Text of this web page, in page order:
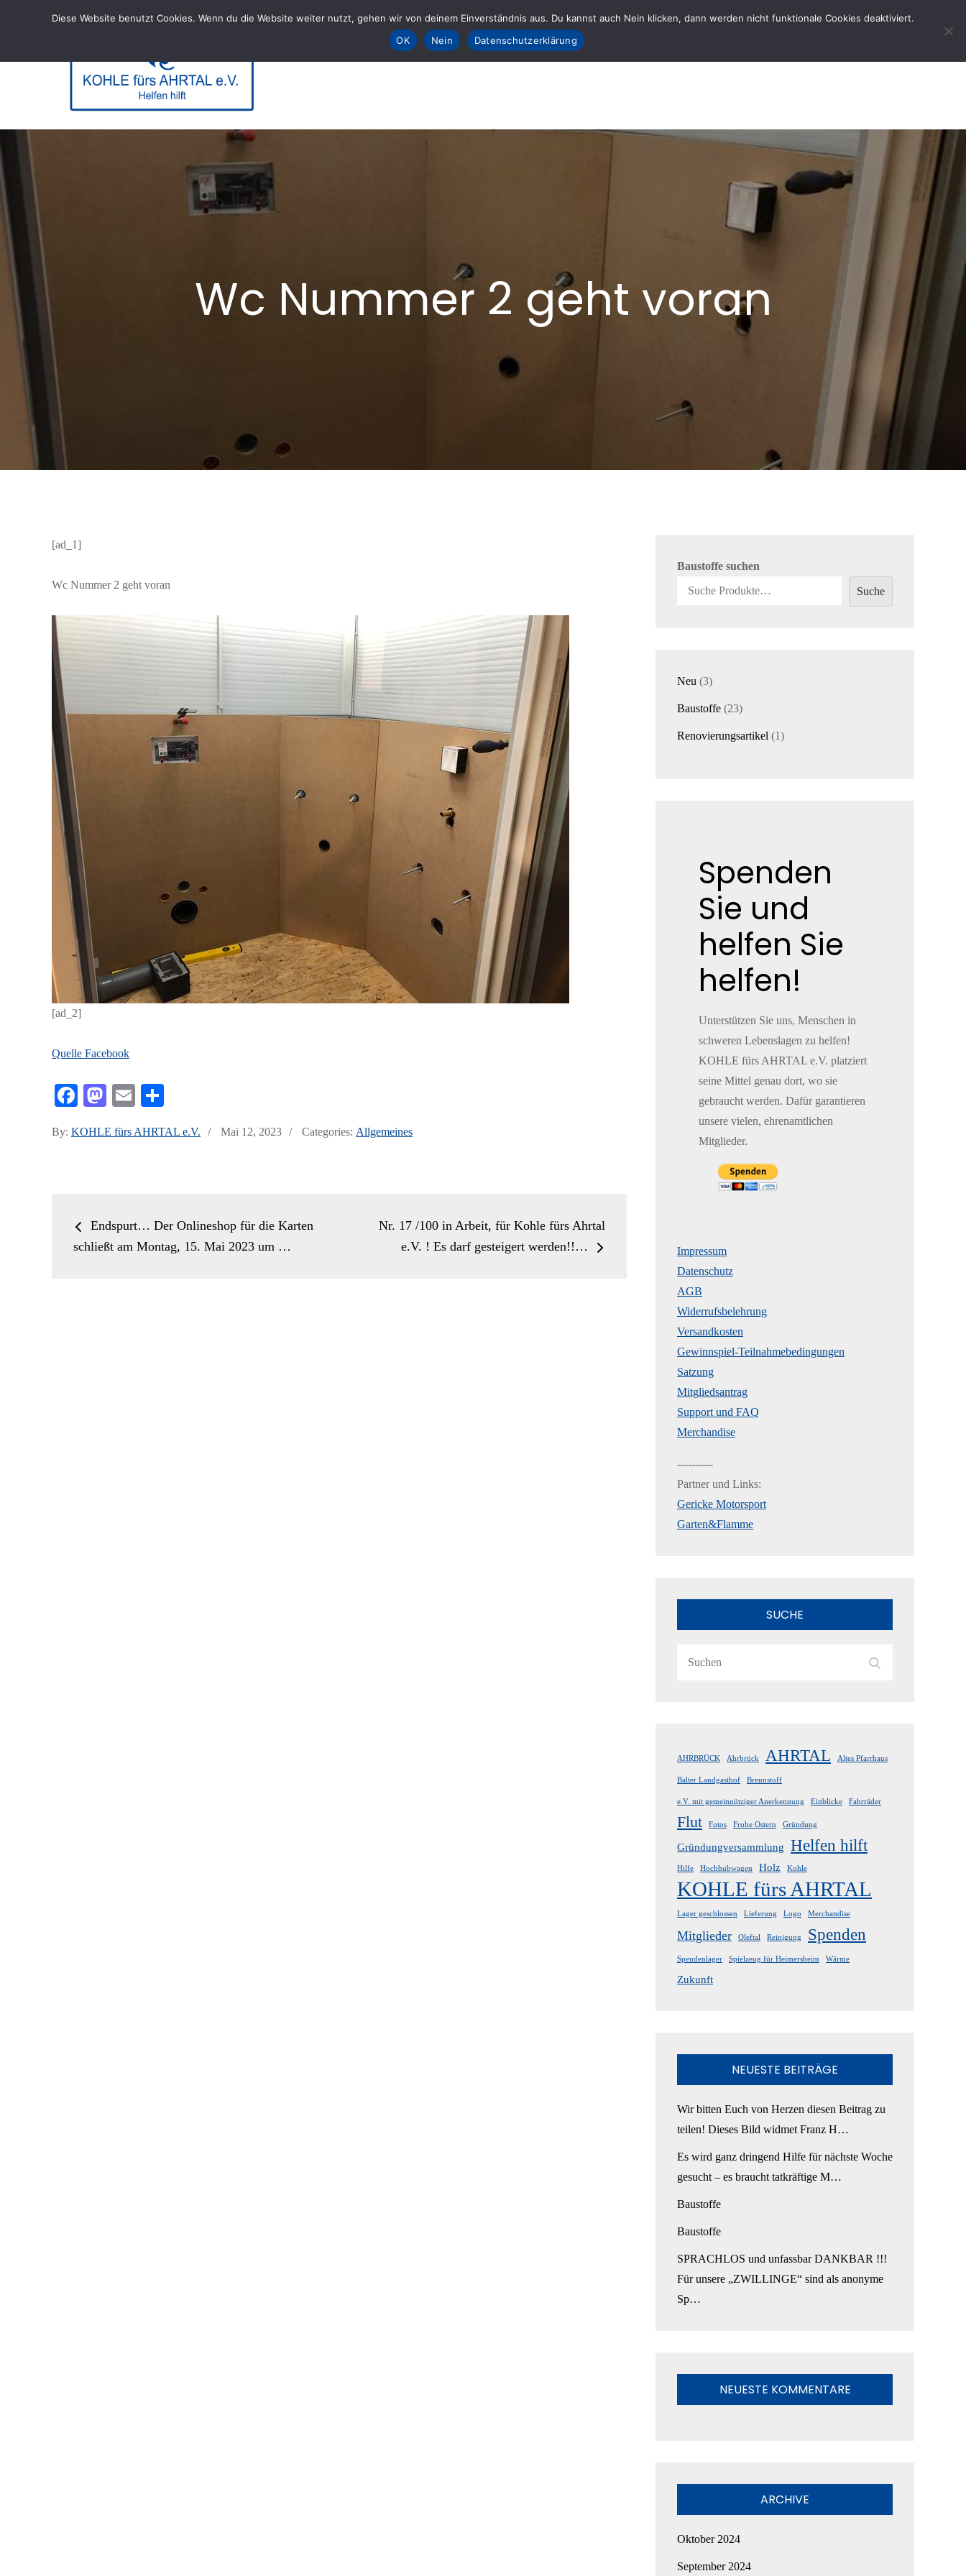
Wc Nummer 2 geht voran
[ad_1]
Wc Nummer 2 geht voran
[ad_2]
Quelle Facebook
Fa
bo
M
to
E
ail n
By: KOHLE fürs AHRTAL e.V.
Posted
Mai 12, 2023 Categories: Allgemeines
Beitrags-
Navigation
Endspurt… Der Onlineshop für die Karten
schließt am Montag, 15. Mai 2023 um …
Nr. 17 /100 in Arbeit, für Kohle fürs Ahrtal
e.V. ! Es darf gesteigert werden!!…
Baustoffe suchen
Suche
Neu 33
Baustoffe 2323
Renovierungsartikel 11
Spenden
Sie und
helfen Sie
helfen!
Unterstützen Sie uns, Menschen in
schweren Lebenslagen zu helfen!
KOHLE fürs AHRTAL e.V. platziert
seine Mittel genau dort, wo sie
gebraucht werden. Dafür garantieren
unsere vielen, ehrenamtlichen
Mitglieder.
Impressum
Datenschutz
AGB
Widerrufsbelehrung
Versandkosten
Gewinnspiel-Teilnahmebedingungen
Satzung
Mitgliedsantrag
Support und FAQ
Merchandise
----------
Partner und Links:
Gericke Motorsport
Garten&Flamme
SUCHE
AHRBRÜCK Ahrbrück AHRTAL Altes Pfarrhaus
Balter Landgasthof Brennstoff
e.V. mit gemeinnütziger Anerkennung Einblicke Fahrräder
Flut Fotos Frohe Ostern Gründung
Gründungversammlung Helfen hilft
Hilfe Hochhubwagen Holz Kohle
KOHLE fürs AHRTAL
Lager geschlossen Lieferung Logo Merchandise
Mitglieder Oleftal Reinigung Spenden
Spendenlager Spielzeug für Heimersheim Wärme
Zukunft
NEUESTE BEITRÄGE
Wir bitten Euch von Herzen diesen Beitrag zu
teilen! Dieses Bild widmet Franz H…
Es wird ganz dringend Hilfe für nächste Woche
gesucht – es braucht tatkräftige M…
Baustoffe
Baustoffe
SPRACHLOS und unfassbar DANKBAR !!!
Für unsere „ZWILLINGE“ sind als anonyme
Sp…
NEUESTE KOMMENTARE
ARCHIVE
Oktober 2024
September 2024
Diese Website benutzt Cookies. Wenn du die Website weiter nutzt, gehen wir von deinem Einverständnis aus. Du kannst auch Nein klicken, dann werden nicht funktionale Cookies deaktiviert.
OK
Nein Datenschutzerklärung